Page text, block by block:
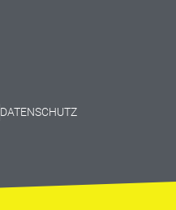
DATENSCHUTZ